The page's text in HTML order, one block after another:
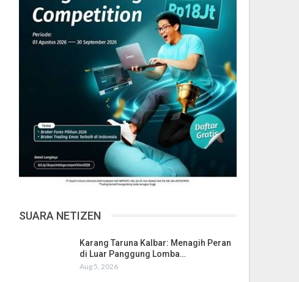
SUARA NETIZEN
Karang Taruna Kalbar: Menagih Peran
di Luar Panggung Lomba…
Aug 5, 2026